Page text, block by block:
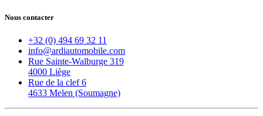
Nous contacter
+32 (0) 494 69 32 11
info@ardiautomobile.com
Rue Sainte-Walburge 319
4000 Liège
Rue de la clef 6
4633 Melen (Soumagne)